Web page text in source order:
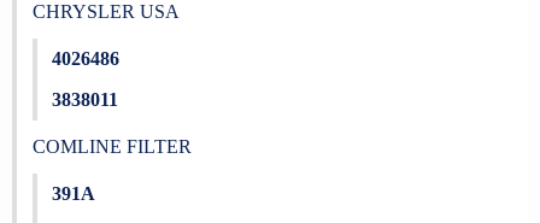
CHRYSLER USA
4026486
3838011
COMLINE FILTER
391A